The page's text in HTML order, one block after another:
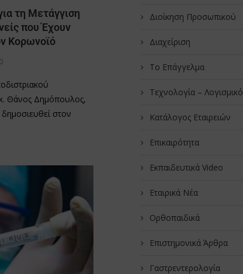
τη Μετάγγιση
που Έχουν
Κορωνοϊό
Θάνος Δημόπουλος,
στον
Διοίκηση Προσωπικού
Διαχείριση
Το Επάγγελμα
Τεχνολογία – Λογισμικό
Κατάλογος Εταιρειών
Επικαιρότητα
Εκπαιδευτικά Video
Εταιρικά Νέα
Oρθοπαιδικά
Επιστημονικά Άρθρα
Γαστρεντερολογία